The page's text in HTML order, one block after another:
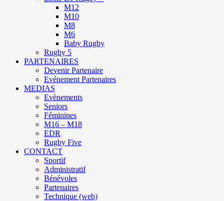
M12
M10
M8
M6
Baby Rugby
Rugby 5
PARTENAIRES
Devenir Partenaire
Evénement Partenaires
MEDIAS
Evènements
Seniors
Féminines
M16 – M18
EDR
Rugby Five
CONTACT
Sportif
Administratif
Bénévoles
Partenaires
Technique (web)